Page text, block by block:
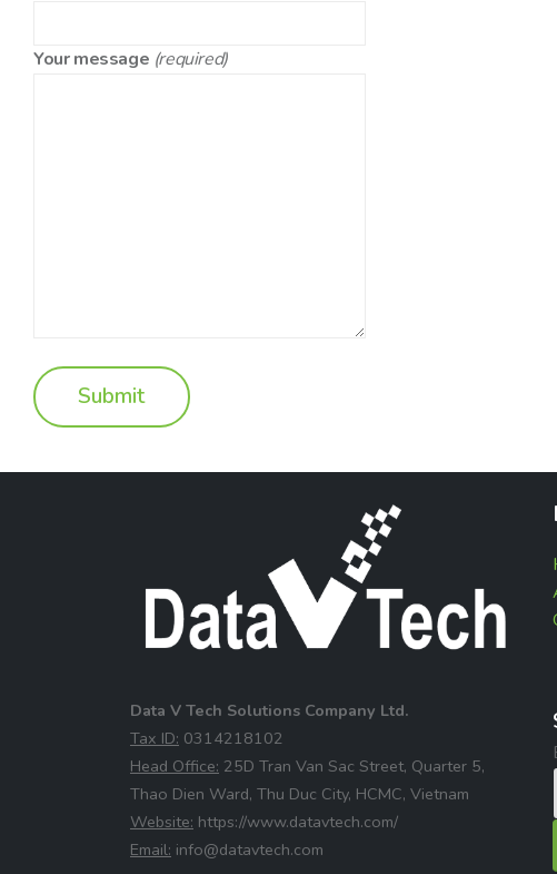
Your message (required)
Data V Tech Solutions Company Ltd.
⁠Tax ID: 0314218102
⁠Head Office: 25D Tran Van Sac Street, Quarter 5,
Thao Dien Ward, Thu Duc City, HCMC, Vietnam
⁠Website: https://www.datavtech.com/
⁠Email: info@datavtech.com